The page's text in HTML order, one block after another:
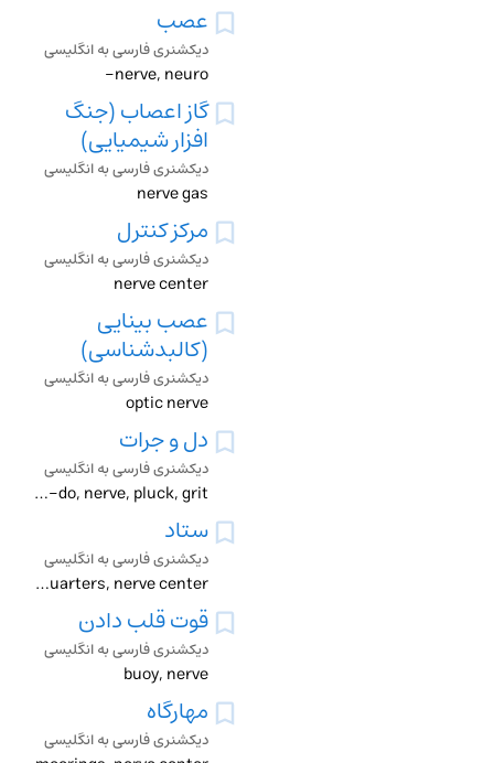
عصب
دیکشنری فارسی به انگلیسی
nerve, neuro-
گاز اعصاب (جنگ
افزار شیمیایی)
دیکشنری فارسی به انگلیسی
nerve gas
مرکز کنترل
دیکشنری فارسی به انگلیسی
nerve center
عصب بینایی
(کالبدشناسی)
دیکشنری فارسی به انگلیسی
optic nerve
دل و جرات
دیکشنری فارسی به انگلیسی
derring-do, nerve, pluck, grit
ستاد
دیکشنری فارسی به انگلیسی
headquarters, nerve center
قوت قلب دادن
دیکشنری فارسی به انگلیسی
buoy, nerve
مهارگاه
دیکشنری فارسی به انگلیسی